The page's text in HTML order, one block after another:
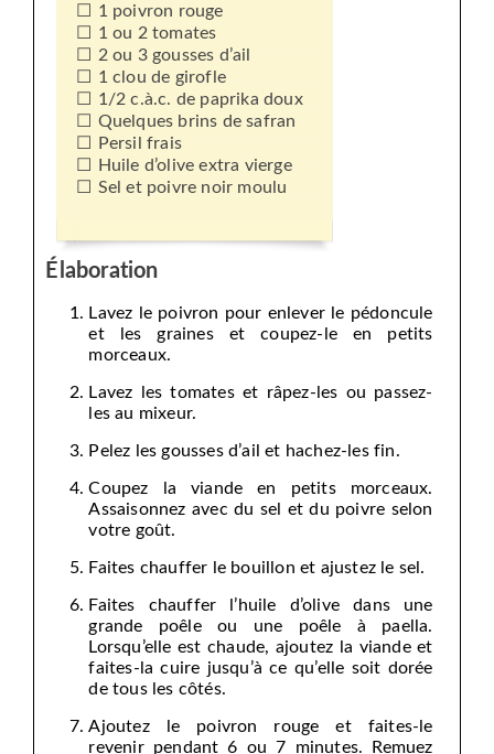
1 poivron rouge
1 ou 2 tomates
2 ou 3 gousses d’ail
1 clou de girofle
1/2 c.à.c. de paprika doux
Quelques brins de safran
Persil frais
Huile d’olive extra vierge
Sel et poivre noir moulu
Élaboration
Lavez le poivron pour enlever le pédoncule
et les graines et coupez-le en petits
morceaux.
Lavez les tomates et râpez-les ou passez-
les au mixeur.
Pelez les gousses d’ail et hachez-les fin.
Coupez la viande en petits morceaux.
Assaisonnez avec du sel et du poivre selon
votre goût.
Faites chauffer le bouillon et ajustez le sel.
Faites chauffer l’huile d’olive dans une
grande poêle ou une poêle à paella.
Lorsqu’elle est chaude, ajoutez la viande et
faites-la cuire jusqu’à ce qu’elle soit dorée
de tous les côtés.
Ajoutez le poivron rouge et faites-le
revenir pendant 6 ou 7 minutes. Remuez